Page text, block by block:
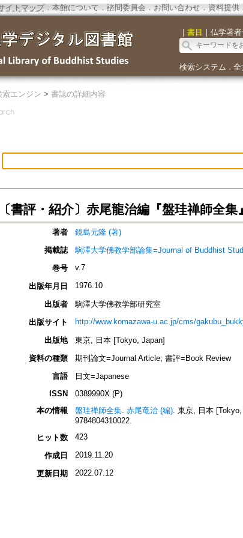
イトマップ．本館について ． 諮問委員会． お問い合わせ． 資料提供
｜ 書目 ｜ 仏学著
検索システム ． 全
索エンジン > 書誌の詳細内容
〔書評・紹介〕赤尾龍治編『盤珪禅師全集』
著者
鏡島元隆 (著)
掲載誌
駒澤大学佛教学部論集=Journal of Buddhist
巻号
v.7
出版年月日 1976.10
出版者
駒澤大学佛教学部研究室
出版サイト
http://www.komazawa-u.ac.jp/cms/
出版地
東京, 日本 [Tokyo, Japan]
資料の種類
期刊論文=Journal Article; 書評=Book Review
言語
日文=Japanese
ISSN
0389990X (P)
本の情報
盤珪禅師全集. 赤尾竜治 (編). 東京, 日本
9784804310022.
ヒット数
423
作成日 2019.11.20
更新日期 2022.07.12